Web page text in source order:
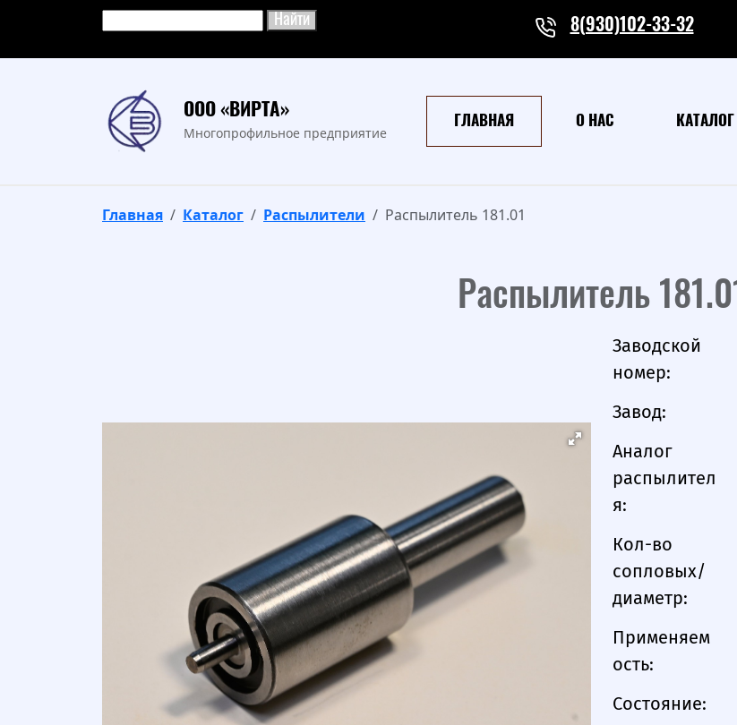
8(930)102-33-32
ООО «ВИРТА»
Многопрофильное предприятие
ГЛАВНАЯ О НАС КАТАЛОГ
Главная Каталог Распылители Распылитель 181.01
Распылитель 181.01
Заводской
номер:
Завод:
Аналог
распылител
я:
Кол-во
сопловых/
диаметр:
Применяем
ость:
Состояние: